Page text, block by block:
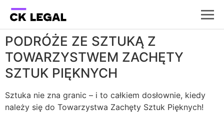
PODRÓŻE ZE SZTUKĄ Z
TOWARZYSTWEM ZACHĘTY
SZTUK PIĘKNYCH
Sztuka nie zna granic – i to całkiem dosłownie, kiedy
należy się do Towarzystwa Zachęty Sztuk Pięknych!